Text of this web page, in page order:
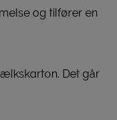
og tilfører en
Det går